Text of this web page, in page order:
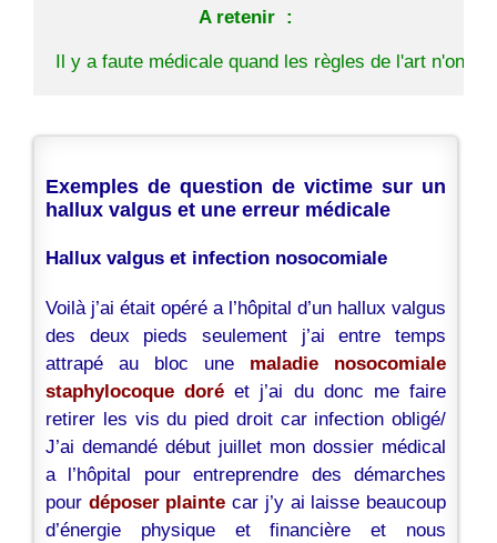
A retenir  :
Exemples de question de victime sur un
hallux valgus et une erreur médicale
Hallux valgus et infection nosocomiale
Voilà j’ai était opéré a l’hôpital d’un hallux valgus
des deux pieds seulement j’ai entre temps
attrapé au bloc une maladie nosocomiale
staphylocoque doré et j’ai du donc me faire
retirer les vis du pied droit car infection obligé/
J’ai demandé début juillet mon dossier médical
a l’hôpital pour entreprendre des démarches
pour déposer plainte car j’y ai laisse beaucoup
d’énergie physique et financière et nous